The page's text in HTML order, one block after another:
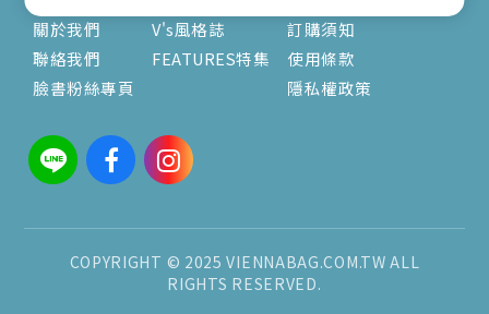
關於我們
聯絡我們
臉書粉絲專頁
V's風格誌
FEATURES特集
訂購須知
使用條款
隱私權政策
COPYRIGHT © 2025 VIENNABAG.COM.TW ALL
RIGHTS RESERVED.